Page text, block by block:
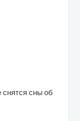
сны об